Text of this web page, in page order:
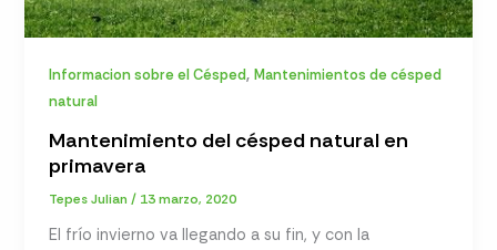
Informacion sobre el Césped,Mantenimientos de césped
natural
Mantenimiento del césped natural en
primavera
Tepes Julian/ 13 marzo, 2020
El frío invierno va llegando a su fin, y con la